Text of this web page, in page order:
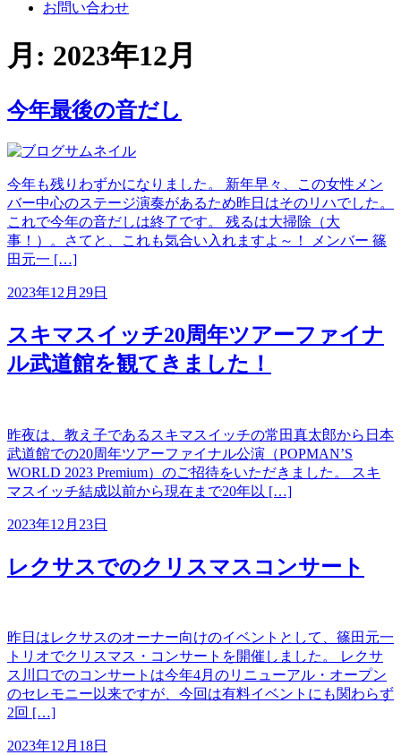
お問い合わせ
月: 2023年12月
今年最後の音だし
今年も残りわずかになりました。 新年早々、この女性メン
バー中心のステージ演奏があるため昨日はそのリハでした。
これで今年の音だしは終了です。 残るは大掃除（大
事！）。さてと、これも気合い入れますよ～！ メンバー 篠
田元一 […]
2023年12月29日
スキマスイッチ20周年ツアーファイナ
ル武道館を観てきました！
昨夜は、教え子であるスキマスイッチの常田真太郎から日本
武道館での20周年ツアーファイナル公演（POPMAN’S
WORLD 2023 Premium）のご招待をいただきました。 スキ
マスイッチ結成以前から現在まで20年以 […]
2023年12月23日
レクサスでのクリスマスコンサート
昨日はレクサスのオーナー向けのイベントとして、篠田元一
トリオでクリスマス・コンサートを開催しました。 レクサ
ス川口でのコンサートは今年4月のリニューアル・オープン
のセレモニー以来ですが、今回は有料イベントにも関わらず
2回 […]
2023年12月18日